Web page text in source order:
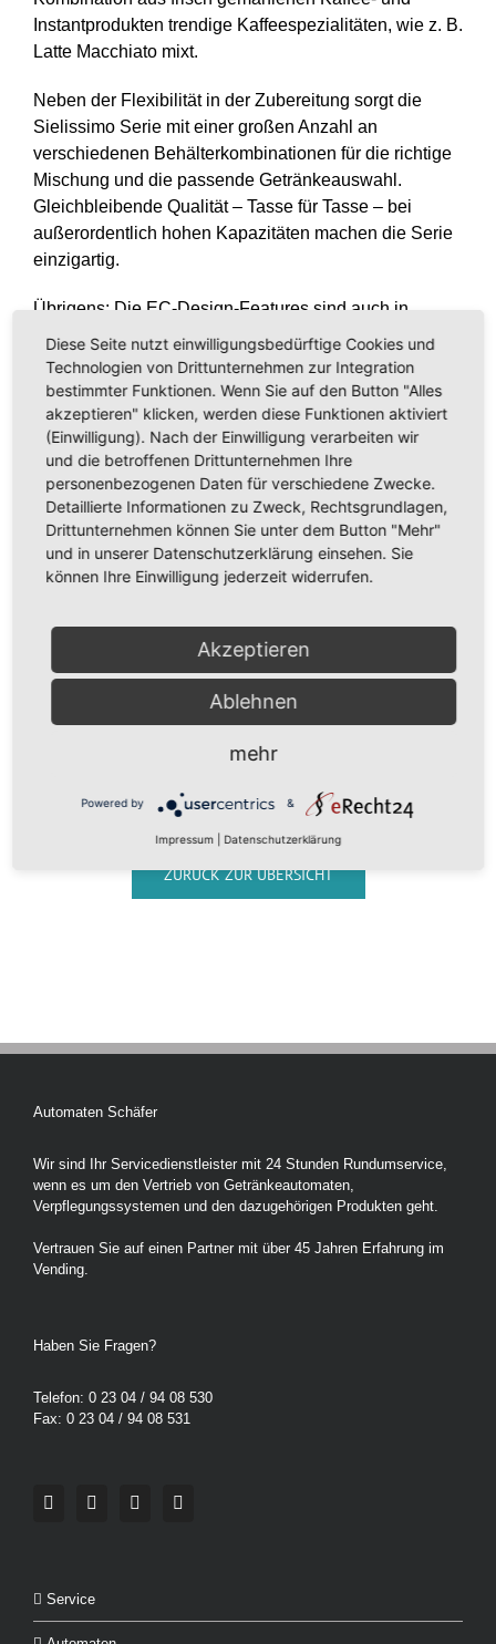
Instantprodukten trendige Kaffeespezialitäten, wie z. B.
Latte Macchiato mixt.
Neben der Flexibilität in der Zubereitung sorgt die
Sielissimo Serie mit einer großen Anzahl an
verschiedenen Behälterkombinationen für die richtige
Mischung und die passende Getränkeauswahl.
Gleichbleibende Qualität – Tasse für Tasse – bei
außerordentlich hohen Kapazitäten machen die Serie
einzigartig.
Übrigens: Die EC-Design-Features sind auch in
unseren High-Security und Outdoor-Versionen
Standard.
Ihre Vorteile
Sielissimo Serie ES-Design
Sielissimo Serie ES-Design, eigens für
Heißgetränke-Standgeräte konzipiert, macht das
plakativen Merkmale auf den ersten Blick Lust auf
frischen Kaffeegenuss – ob allein stehend oder in
einer Automatenstation.
ZURÜCK ZUR ÜBERSICHT
Automaten Schäfer
Wir sind Ihr Servicedienstleister mit 24 Stunden Rundumservice,
wenn es um den Vertrieb von Getränkeautomaten,
Verpflegungssystemen und den dazugehörigen Produkten geht.
Vertrauen Sie auf einen Partner mit über 45 Jahren Erfahrung im
Vending.
Haben Sie Fragen?
Telefon: 0 23 04 / 94 08 530
Fax: 0 23 04 / 94 08 531
Service
Diese Seite nutzt einwilligungsbedürftige Cookies und
Technologien von Drittunternehmen zur Integration
bestimmter Funktionen. Wenn Sie auf den Button "Alles
akzeptieren" klicken, werden diese Funktionen aktiviert
(Einwilligung). Nach der Einwilligung verarbeiten wir
und die betroffenen Drittunternehmen Ihre
personenbezogenen Daten für verschiedene Zwecke.
Detaillierte Informationen zu Zweck, Rechtsgrundlagen,
Drittunternehmen können Sie unter dem Button "Mehr"
und in unserer Datenschutzerklärung einsehen. Sie
können Ihre Einwilligung jederzeit widerrufen.
Akzeptieren
Ablehnen
mehr
Powered by &
Impressum Datenschutzerklärung